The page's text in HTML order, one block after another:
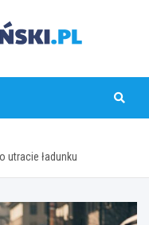
utracie ładunku